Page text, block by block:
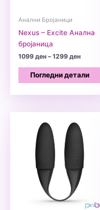
Анални Бројаници
Nexus – Excite Анална
бројаница
1099ден – 1299денPrice
1099
Погледни детали